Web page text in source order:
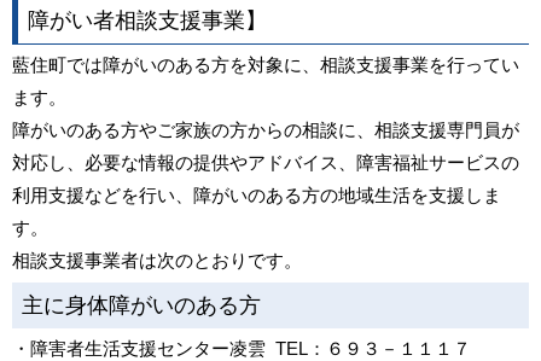
障がい者相談支援事業】
藍住町では障がいのある方を対象に、相談支援事業を行ってい
ます。
障がいのある方やご家族の方からの相談に、相談支援専門員が
対応し、必要な情報の提供やアドバイス、障害福祉サービスの
利用支援などを行い、障がいのある方の地域生活を支援しま
す。
相談支援事業者は次のとおりです。
主に身体障がいのある方
・障害者生活支援センター凌雲 TEL：６９３－１１１７